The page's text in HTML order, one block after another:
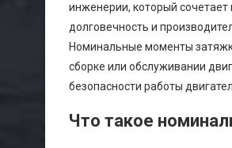
инженерии, который
долговечность и
Номинальные моменты
сборке или обслуживании
безопасности работы
Что такое